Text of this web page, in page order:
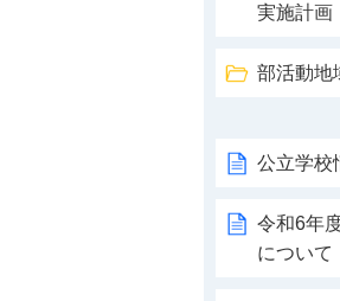
実施計画
部活動地
公立学校
令和6年
について